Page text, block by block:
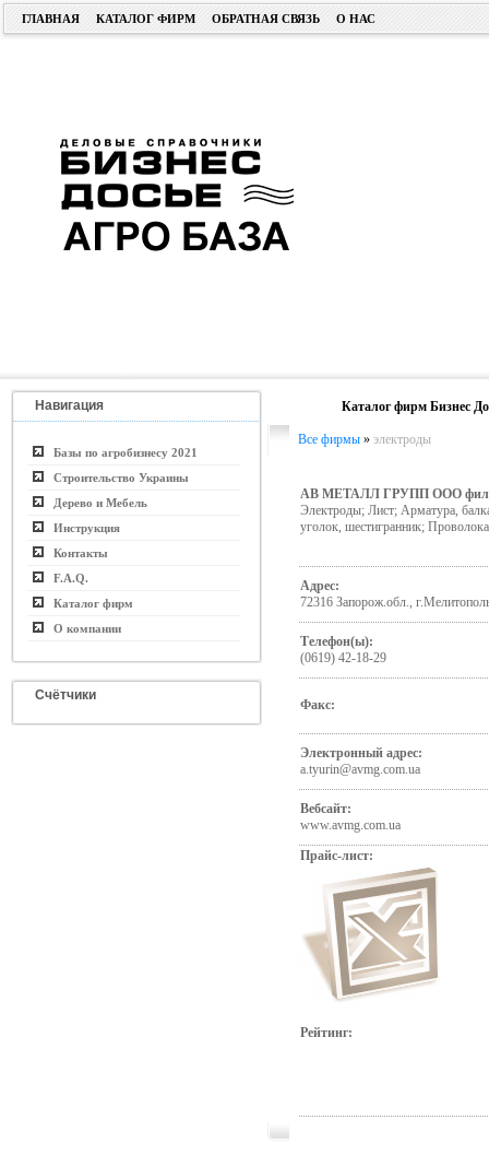
ГЛАВНАЯ КАТАЛОГ ФИРМ ОБРАТНАЯ СВЯЗЬ О НАС
Навигация
Базы по агробизнесу 2021
Строительство Украины
Дерево и Мебель
Инструкция
Контакты
F.A.Q.
Каталог фирм
О компании
Счётчики
Каталог фирм Бизнес
Все фирмы » электроды
АВ МЕТАЛЛ ГРУПП ООО
Электроды; Лист; Арматура,
уголок, шестигранник;
Адрес:
72316 Запорож.обл.,
Телефон(ы):
(0619) 42-18-29
Факс:
Электронный адрес:
a.tyurin@avmg.com.ua
Вебсайт:
www.avmg.com.ua
Прайс-лист:
Рейтинг: